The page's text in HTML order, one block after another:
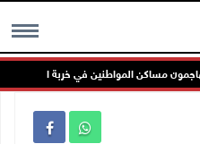
MENU
مساكن المواطنين في خربة الحمة بالأغوار